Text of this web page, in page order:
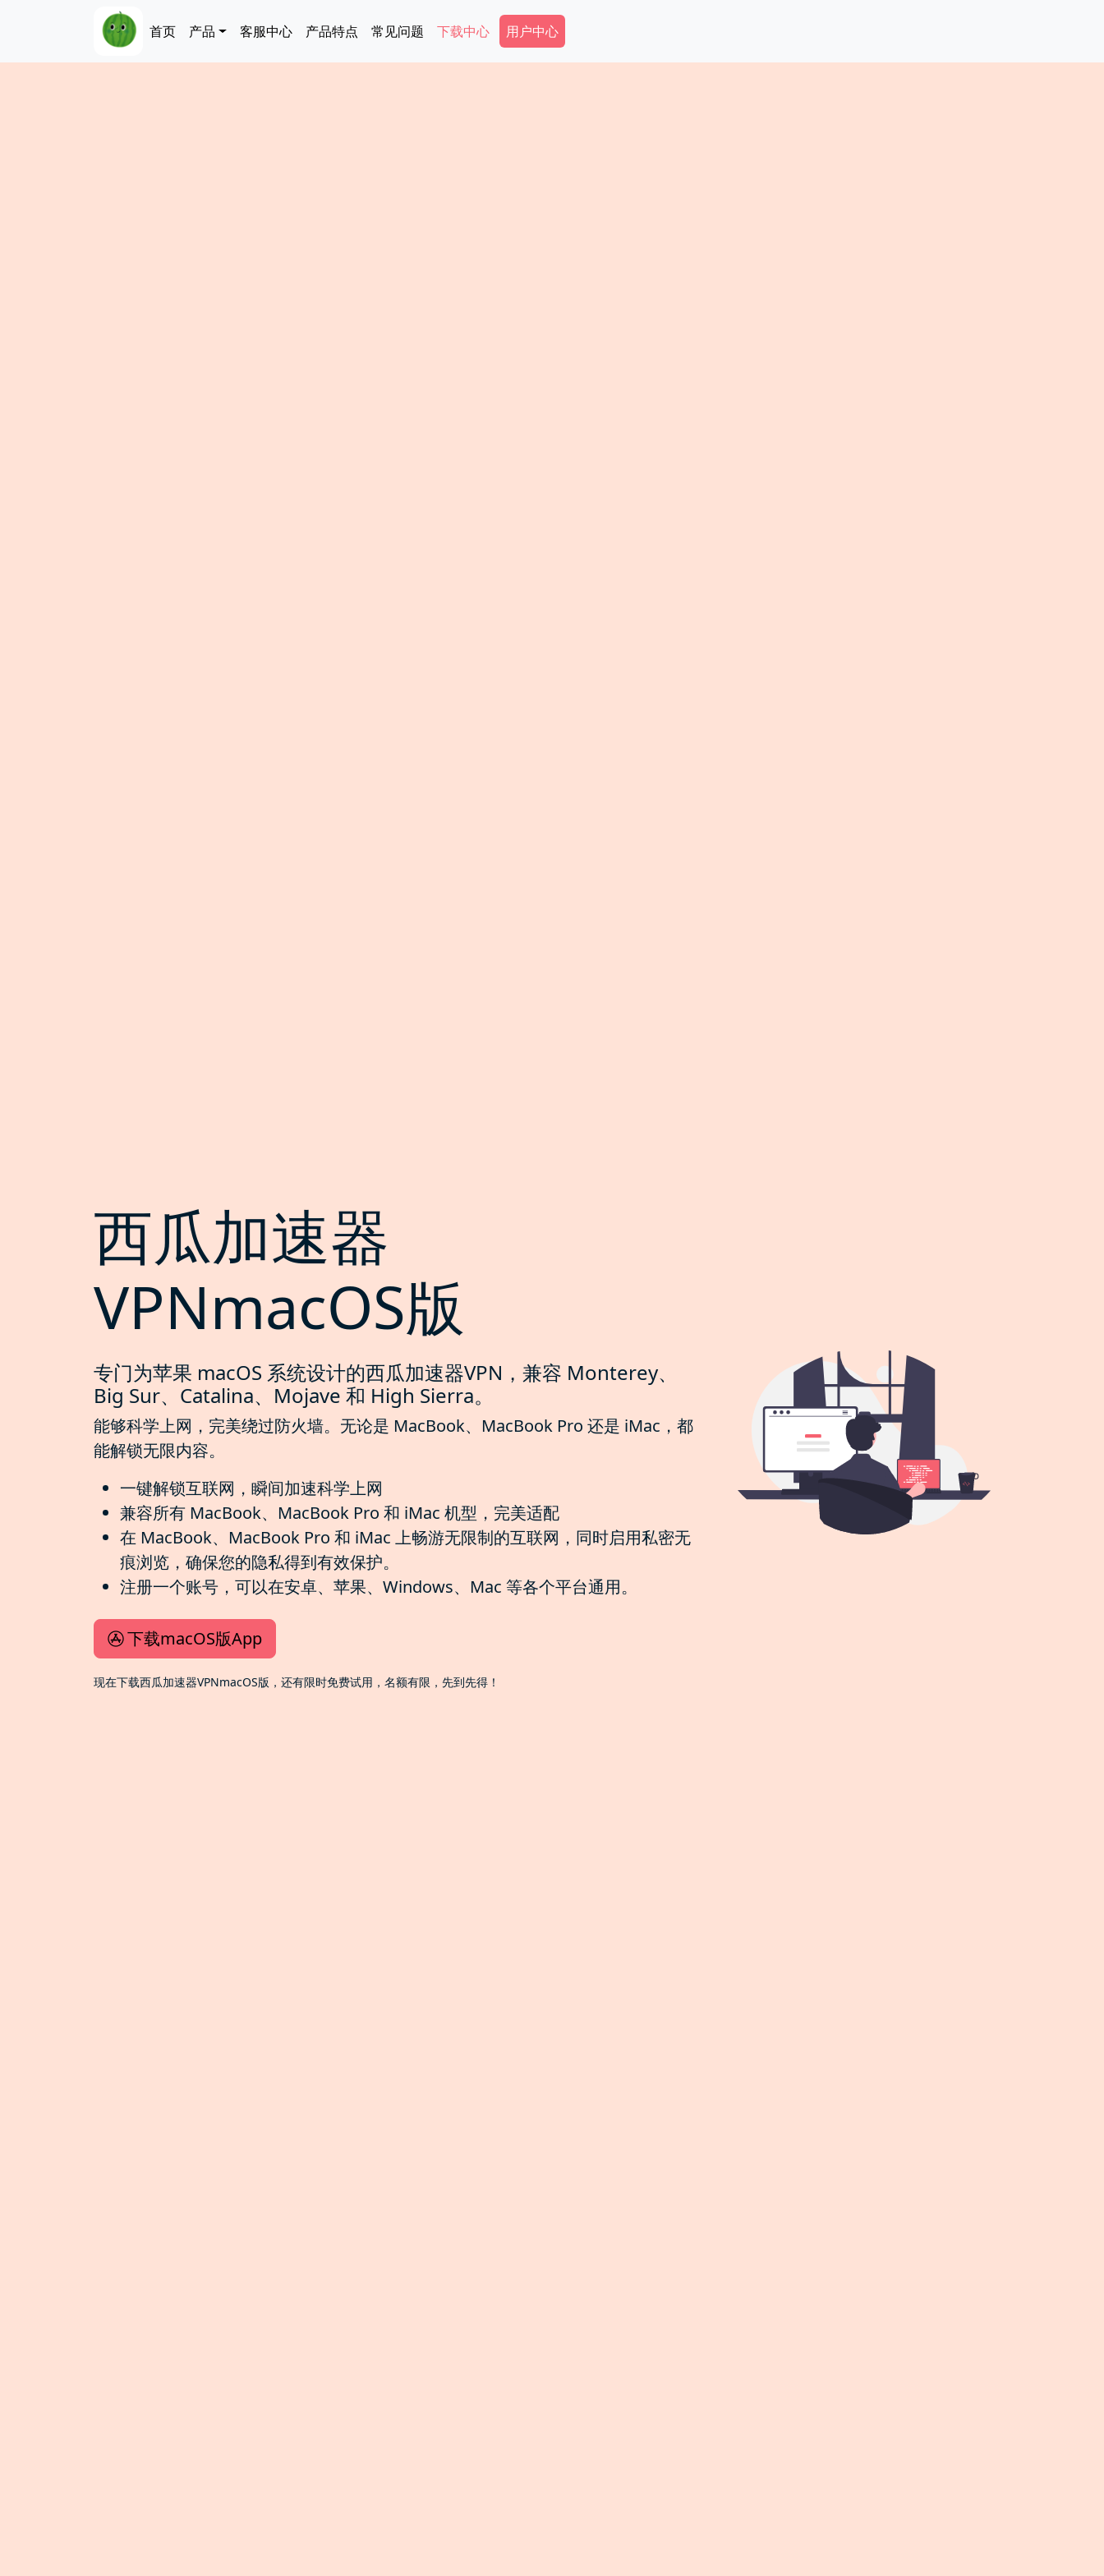
Main navigation
首页 产品 客服中心 产品特点 常见问题 下载中心 Secondary Menu
用户中心
西瓜加速器
VPNmacOS版
专门为苹果 macOS 系统设计的西瓜加速器VPN，兼容 Monterey、
Big Sur、Catalina、Mojave 和 High Sierra。
能够科学上网，完美绕过防火墙。无论是 MacBook、MacBook Pro 还是 iMac，都
能解锁无限内容。
一键解锁互联网，瞬间加速科学上网
兼容所有 MacBook、MacBook Pro 和 iMac 机型，完美适配
在 MacBook、MacBook Pro 和 iMac 上畅游无限制的互联网，同时启用私密无
痕浏览，确保您的隐私得到有效保护。
注册一个账号，可以在安卓、苹果、Windows、Mac 等各个平台通用。
下载macOS版App
现在下载西瓜加速器VPNmacOS版，还有限时免费试用，名额有限，先到先得！